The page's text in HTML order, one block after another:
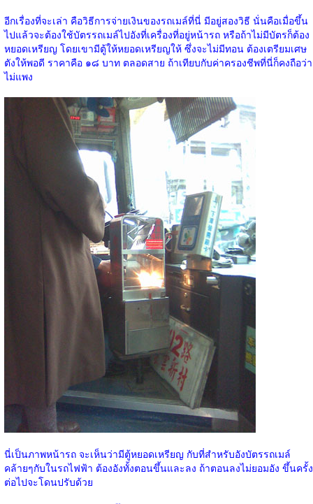
อีกเรื่องที่จะเล่า คือวิธีการจ่ายเงินของรถเมล์ที่นี่ มีอยู่สองวิธี นั่นคือเมื่อขึ้น
ไปแล้วจะต้องใช้บัตรรถเมล์ไปอังที่เครื่องที่อยู่หน้ารถ หรือถ้าไม่มีบัตรก็ต้อง
หยอดเหรียญ โดยเขามีตู้ให้หยอดเหรียญให้ ซึ่งจะไม่มีทอน ต้องเตรียมเศษ
ตังให้พอดี ราคาคือ ๑๘ บาท ตลอดสาย ถ้าเทียบกับค่าครองชีพที่นี่ก็คงถือว่า
ไม่แพง
นี่เป็นภาพหน้ารถ จะเห็นว่ามีตู้หยอดเหรียญ กับที่สำหรับอังบัตรรถเมล์
คล้ายๆกับในรถไฟฟ้า ต้องอังทั้งตอนขึ้นและลง ถ้าตอนลงไม่ยอมอัง ขึ้นครั้ง
ต่อไปจะโดนปรับด้วย